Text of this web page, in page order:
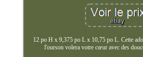
12 po H x 9,375 po L x 10,75 po L. Cette
l'ourson volera votre cœur avec des